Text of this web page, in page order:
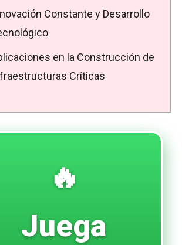
Constante y Desarrollo
en la Construcción de
Críticas
🔥
Juega